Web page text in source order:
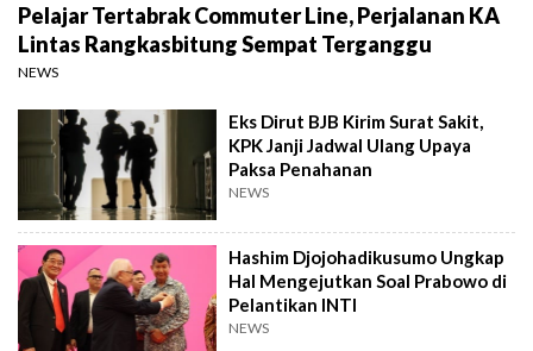
Pelajar Tertabrak Commuter Line, Perjalanan KA
Lintas Rangkasbitung Sempat Terganggu
NEWS
Eks Dirut BJB Kirim Surat Sakit,
KPK Janji Jadwal Ulang Upaya
Paksa Penahanan
NEWS
Hashim Djojohadikusumo Ungkap
Hal Mengejutkan Soal Prabowo di
Pelantikan INTI
NEWS